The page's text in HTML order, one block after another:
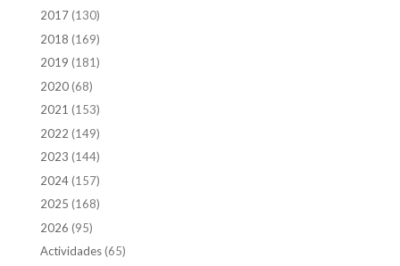
2017(130)
2018 (169)
2019 (181)
2020(68)
2021 (153)
2022 (149)
2023 (144)
2024(157)
2025 (168)
2026 (95)
Actividades(65)